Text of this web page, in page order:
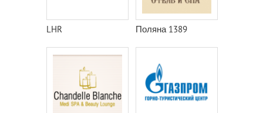
LHR Поляна 1389